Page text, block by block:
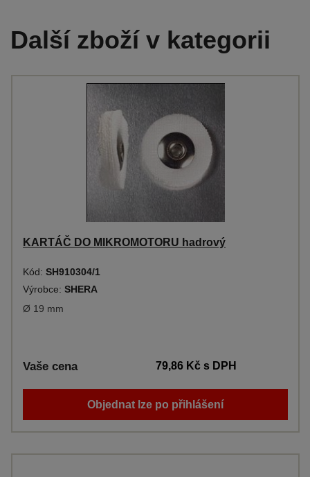
Další zboží v kategorii
KARTÁČ DO MIKROMOTORU hadrový
Kód: SH910304/1
Výrobce: SHERA
Ø 19 mm
Vaše cena 79,86 Kčs DPH
Objednat lze po přihlášení